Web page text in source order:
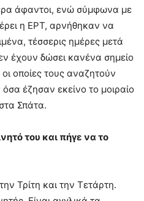
άφαντοι, ενώ σύμφωνα με
η ΕΡΤ, αρνήθηκαν να
τέσσερις ημέρες μετά
έχουν δώσει κανένα σημείο
οποίες τους αναζητούν
έζησαν εκείνο το μοιραίο
Σπάτα.
του και πήγε να το
Τρίτη και την Τετάρτη.